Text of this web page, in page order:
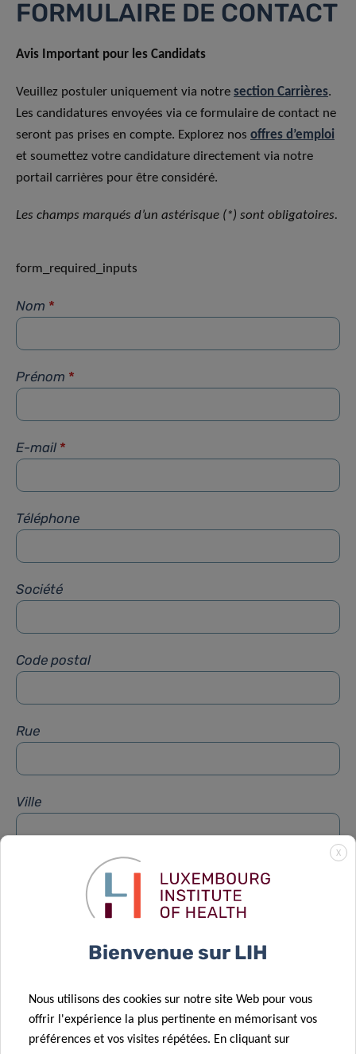
FORMULAIRE DE CONTACT
Avis Important pour les Candidats
Veuillez postuler uniquement via notre section Carrières.
Les candidatures envoyées via ce formulaire de contact ne
seront pas prises en compte. Explorez nos offres d’emploi
et soumettez votre candidature directement via notre
portail carrières pour être considéré.
Les champs marqués d’un astérisque (*) sont obligatoires.
form_required_inputs
Nom *
Prénom *
E-mail *
Téléphone
Société
Code postal
Rue
Ville
X
Bienvenue sur LIH
Nous utilisons des cookies sur notre site Web pour vous
offrir l'expérience la plus pertinente en mémorisant vos
préférences et vos visites répétées. En cliquant sur